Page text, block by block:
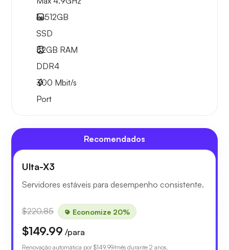
1x512GB
SSD
32GB RAM
DDR4
300 Mbit/s
Port
Recomendados
Ulta-X3
Servidores estáveis para desempenho consistente.
$220.85 Economize 20%
$149.99 /para
Renovação automática por $149.99/mês durante 2 anos.